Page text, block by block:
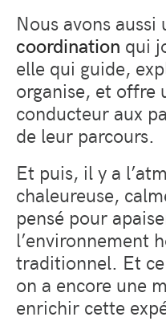
Nous avons aussi
coordination qui
elle qui guide,
organise, et offre
conducteur aux
de leur parcours.
Et puis, il y a
chaleureuse,
pensé pour
l’environnement
traditionnel. Et
on a encore une
enrichir cette